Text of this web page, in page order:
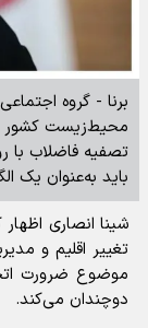
برنا - گروه
محیط‌زیست کشور
تصفیه فاضلاب با
باید به‌عنوان یک
شینا انصاری
تغییر اقلیم و
موضوع ضرورت
دوچندان می‌کند.